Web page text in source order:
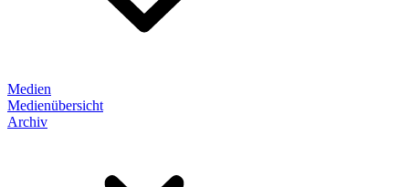
Medien
Medienübersicht
Archiv